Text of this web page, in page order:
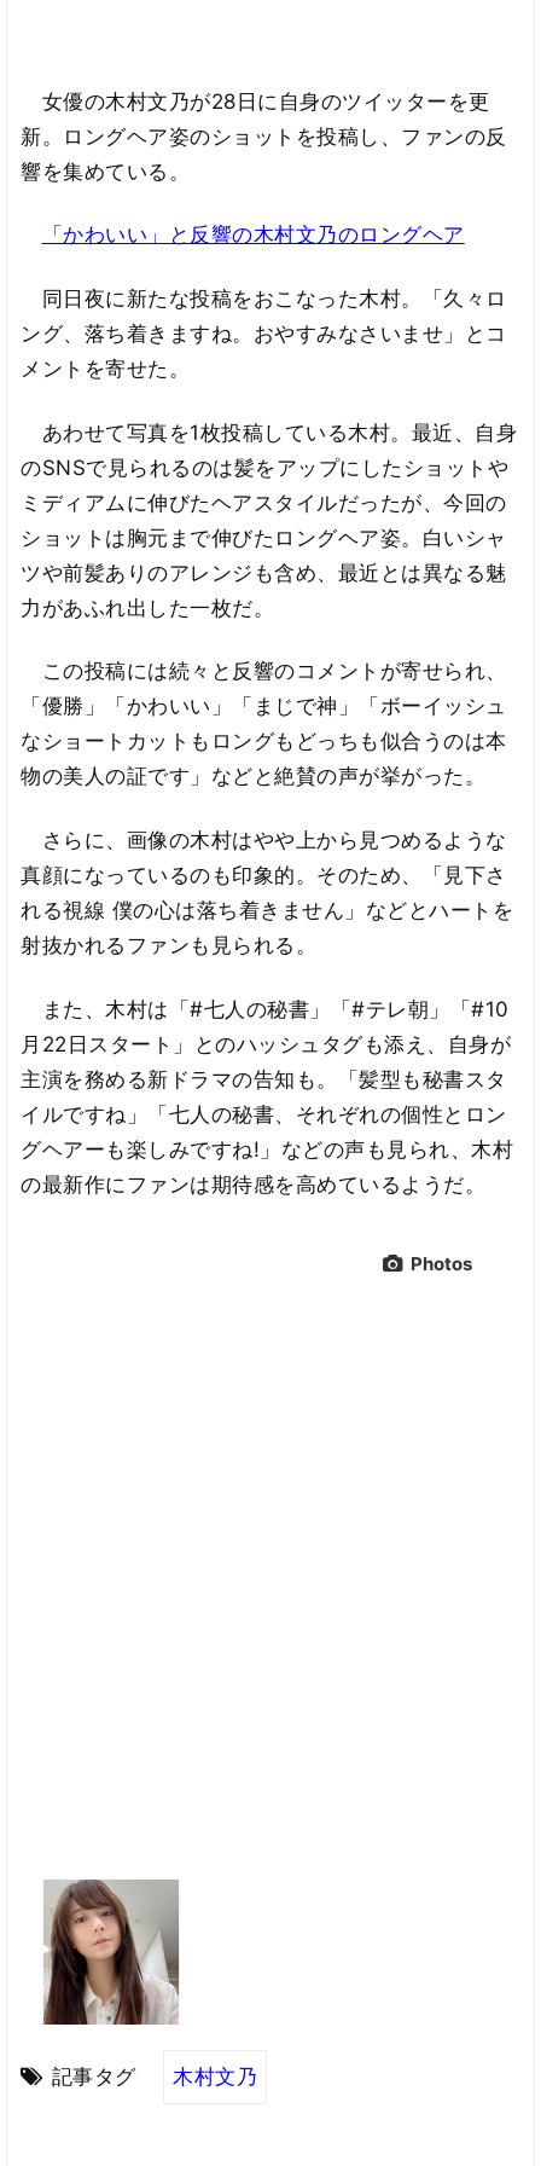
女優の木村文乃が28日に自身のツイッターを更
新。ロングヘア姿のショットを投稿し、ファンの反
響を集めている。
「かわいい」と反響の木村文乃のロングヘア
同日夜に新たな投稿をおこなった木村。「久々ロ
ング、落ち着きますね。おやすみなさいませ」とコ
メントを寄せた。
あわせて写真を1枚投稿している木村。最近、自身
のSNSで見られるのは髪をアップにしたショットや
ミディアムに伸びたヘアスタイルだったが、今回の
ショットは胸元まで伸びたロングヘア姿。白いシャ
ツや前髪ありのアレンジも含め、最近とは異なる魅
力があふれ出した一枚だ。
この投稿には続々と反響のコメントが寄せられ、
「優勝」「かわいい」「まじで神」「ボーイッシュ
なショートカットもロングもどっちも似合うのは本
物の美人の証です」などと絶賛の声が挙がった。
さらに、画像の木村はやや上から見つめるような
真顔になっているのも印象的。そのため、「見下さ
れる視線 僕の心は落ち着きません」などとハートを
射抜かれるファンも見られる。
また、木村は「#七人の秘書」「#テレ朝」「#10
月22日スタート」とのハッシュタグも添え、自身が
主演を務める新ドラマの告知も。「髪型も秘書スタ
イルですね」「七人の秘書、それぞれの個性とロン
グヘアーも楽しみですね!」などの声も見られ、木村
の最新作にファンは期待感を高めているようだ。
Photos
記事タグ 木村文乃